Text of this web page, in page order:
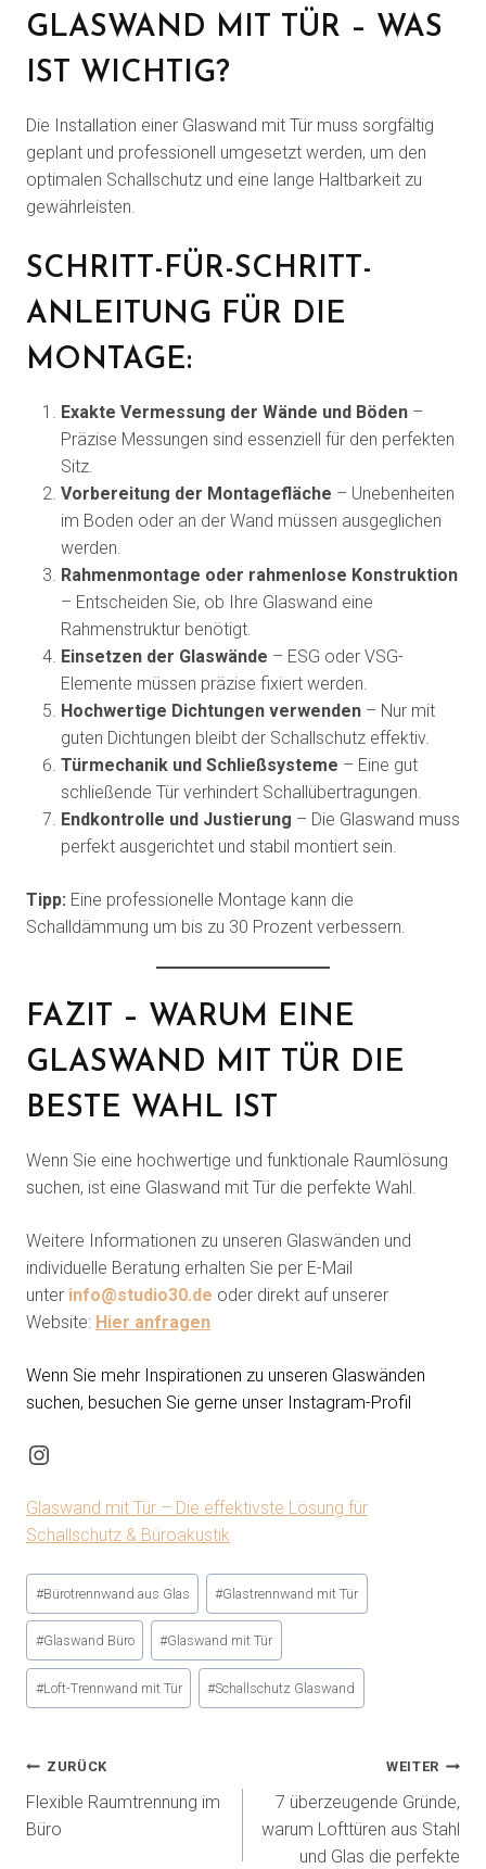
GLASWAND MIT TÜR – WAS
IST WICHTIG?
Die Installation einer Glaswand mit Tür muss sorgfältig
geplant und professionell umgesetzt werden, um den
optimalen Schallschutz und eine lange Haltbarkeit zu
gewährleisten.
SCHRITT-FÜR-SCHRITT-
ANLEITUNG FÜR DIE
MONTAGE:
Exakte Vermessung der Wände und Böden –
Präzise Messungen sind essenziell für den perfekten
Sitz.
Vorbereitung der Montagefläche – Unebenheiten
im Boden oder an der Wand müssen ausgeglichen
werden.
Rahmenmontage oder rahmenlose Konstruktion
– Entscheiden Sie, ob Ihre Glaswand eine
Rahmenstruktur benötigt.
Einsetzen der Glaswände – ESG oder VSG-
Elemente müssen präzise fixiert werden.
Hochwertige Dichtungen verwenden – Nur mit
guten Dichtungen bleibt der Schallschutz effektiv.
Türmechanik und Schließsysteme – Eine gut
schließende Tür verhindert Schallübertragungen.
Endkontrolle und Justierung – Die Glaswand muss
perfekt ausgerichtet und stabil montiert sein.
Tipp: Eine professionelle Montage kann die
Schalldämmung um bis zu 30 Prozent verbessern.
FAZIT – WARUM EINE
GLASWAND MIT TÜR DIE
BESTE WAHL IST
Wenn Sie eine hochwertige und funktionale Raumlösung
suchen, ist eine Glaswand mit Tür die perfekte Wahl.
Weitere Informationen zu unseren Glaswänden und
individuelle Beratung erhalten Sie per E-Mail
unter info@studio30.de oder direkt auf unserer
Website: Hier anfragen
Wenn Sie mehr Inspirationen zu unseren Glaswänden
suchen, besuchen Sie gerne unser Instagram-Profil
Glaswand mit Tür – Die effektivste Lösung für
Schallschutz & Büroakustik
#Bürotrennwand aus Glas #Glastrennwand mit Tür
#Glaswand Büro #Glaswand mit Tür
#Loft-Trennwand mit Tür #Schallschutz Glaswand
ZURÜCK
Flexible Raumtrennung im
Büro
WEITER
7 überzeugende Gründe,
warum Lofttüren aus Stahl
und Glas die perfekte